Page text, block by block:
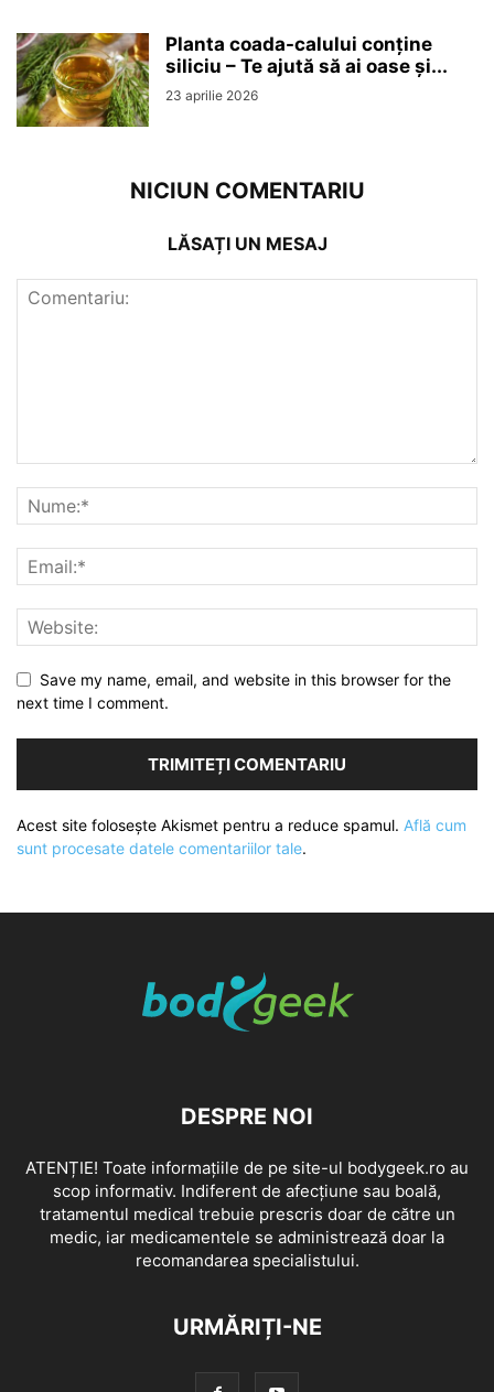
Planta coada-calului conține
siliciu – Te ajută să ai oase și...
23 aprilie 2026
NICIUN COMENTARIU
LĂSAȚI UN MESAJ
Save my name, email, and website in this browser for the
next time I comment.
Acest site folosește Akismet pentru a reduce spamul. Află cum
sunt procesate datele comentariilor tale.
DESPRE NOI
ATENȚIE! Toate informațiile de pe site-ul bodygeek.ro au
scop informativ. Indiferent de afecțiune sau boală,
tratamentul medical trebuie prescris doar de către un
medic, iar medicamentele se administrează doar la
recomandarea specialistului.
URMĂRIȚI-NE